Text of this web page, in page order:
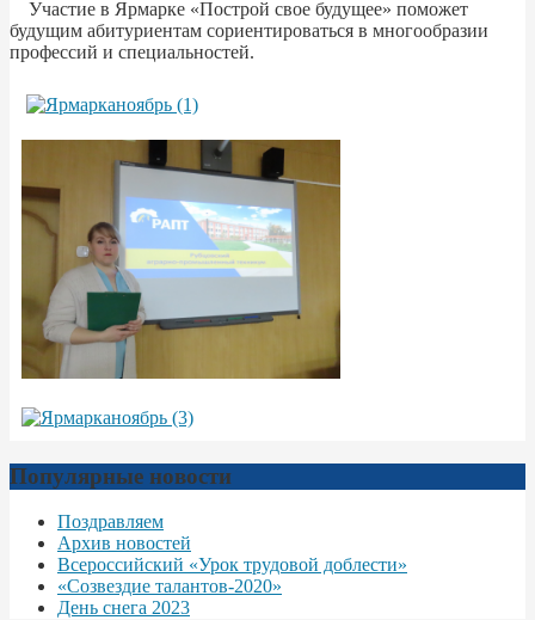
Участие в Ярмарке «Построй свое будущее» поможет
будущим абитуриентам сориентироваться в многообразии
профессий и специальностей.
Популярные новости
Поздравляем
Архив новостей
Всероссийский «Урок трудовой доблести»
«Созвездие талантов-2020»
День снега 2023